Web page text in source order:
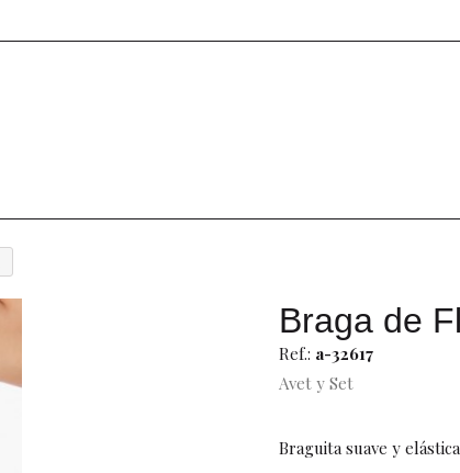
Braga de
Ref.: a-32617
Avet y Set
Braguita suave y